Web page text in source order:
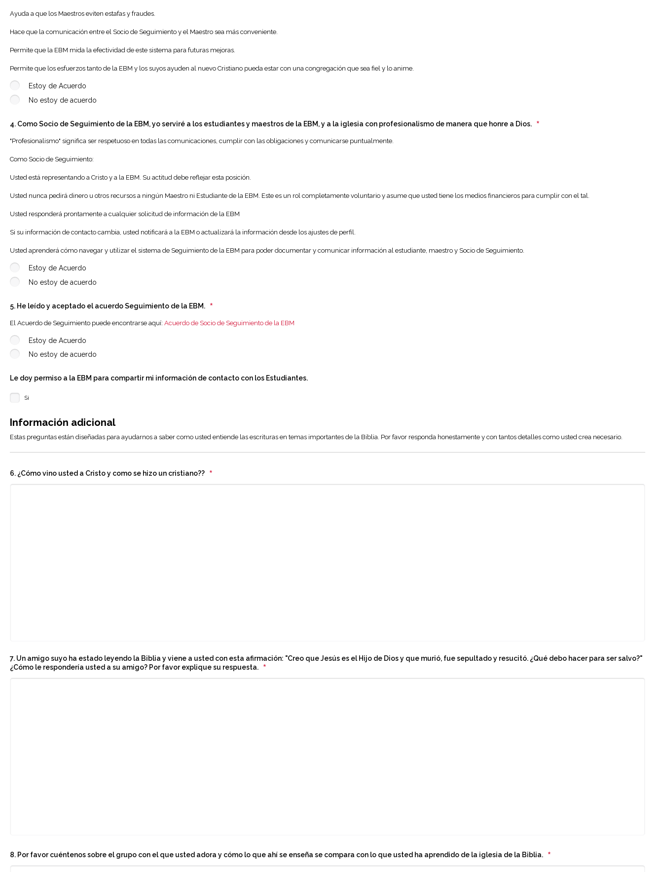
Ayuda a que los Maestros eviten estafas y fraudes.
Hace que la comunicación entre el Socio de Seguimiento y el Maestro sea más conveniente.
Permite que la EBM mida la efectividad de este sistema para futuras mejoras.
Permite que los esfuerzos tanto de la EBM y los suyos ayuden al nuevo Cristiano pueda estar con una congregación que sea fiel y lo anime.
Estoy de Acuerdo
No estoy de acuerdo
4. Como Socio de Seguimiento de la EBM, yo serviré a los estudiantes y maestros de la EBM, y a la iglesia con profesionalismo de manera que honre a Dios. *
"Profesionalismo" significa ser respetuoso en todas las comunicaciones, cumplir con las obligaciones y comunicarse puntualmente.
Como Socio de Seguimiento:
Usted está representando a Cristo y a la EBM. Su actitud debe reflejar esta posición.
Usted nunca pedirá dinero u otros recursos a ningún Maestro ni Estudiante de la EBM. Este es un rol completamente voluntario y asume que usted tiene los medios financieros para cumplir con el tal.
Usted responderá prontamente a cualquier solicitud de información de la EBM
Si su información de contacto cambia, usted notificará a la EBM o actualizará la información desde los ajustes de perfil.
Usted aprenderá cómo navegar y utilizar el sistema de Seguimiento de la EBM para poder documentar y comunicar información al estudiante, maestro y Socio de Seguimiento.
Estoy de Acuerdo
No estoy de acuerdo
5. He leído y aceptado el acuerdo Seguimiento de la EBM. *
El Acuerdo de Seguimiento puede encontrarse aquí: Acuerdo de Socio de Seguimiento de la EBM
Estoy de Acuerdo
No estoy de acuerdo
Le doy permiso a la EBM para compartir mi información de contacto con los Estudiantes.
Si
Información adicional
Estas preguntas están diseñadas para ayudarnos a saber como usted entiende las escrituras en temas importantes de la Biblia. Por favor responda honestamente y con tantos detalles como usted crea necesario.
6. ¿Cómo vino usted a Cristo y como se hizo un cristiano?? *
7. Un amigo suyo ha estado leyendo la Biblia y viene a usted con esta afirmación: "Creo que Jesús es el Hijo de Dios y que murió, fue sepultado y resucitó. ¿Qué debo hacer para ser salvo?"
¿Cómo le respondería usted a su amigo? Por favor explique su respuesta.
*
8. Por favor cuéntenos sobre el grupo con el que usted adora y cómo lo que ahí se enseña se compara con lo que usted ha aprendido de la iglesia de la Biblia. *